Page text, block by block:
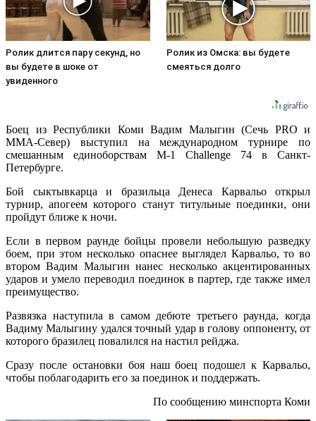
Ролик длится пару секунд, но
вы будете в шоке от
увиденного
Ролик из Омска: вы будете
смеяться долго
Боец из Республики Коми Вадим Малыгин (Сечь PRO и
MMA-Север) выступил на международном турнире по
смешанным единоборствам M-1 Challenge 74 в Санкт-
Петербурге.
Бой сыктывкарца и бразильца Денеса Карвальо открыл
турнир, апогеем которого станут титульные поединки, они
пройдут ближе к ночи.
Если в первом раунде бойцы провели небольшую разведку
боем, при этом несколько опаснее выглядел Карвальо, то во
втором Вадим Малыгин нанес несколько акцентированных
ударов и умело переводил поединок в партер, где также имел
преимущество.
Развязка наступила в самом дебюте третьего раунда, когда
Вадиму Малыгину удался точный удар в голову оппоненту, от
которого бразилец повалился на настил рейджа.
Сразу после остановки боя наш боец подошел к Карвальо,
чтобы поблагодарить его за поединок и поддержать.
По сообщению минспорта Коми